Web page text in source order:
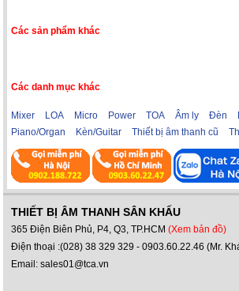
Các sản phẩm khác
Các danh mục khác
Mixer LOA Micro Power TOA Âm ly Đèn
Piano/Organ
Kèn/Guitar Thiết bị âm thanh cũ
THIẾT BỊ ÂM THANH SÂN KHẤU
365 Điện Biên Phủ, P4, Q3, TP.HCM(Xem bản đồ)
Điện thoại :(028) 38 329 329 - 0903.60.22.46 (Mr.
Email: sales01@tca.vn